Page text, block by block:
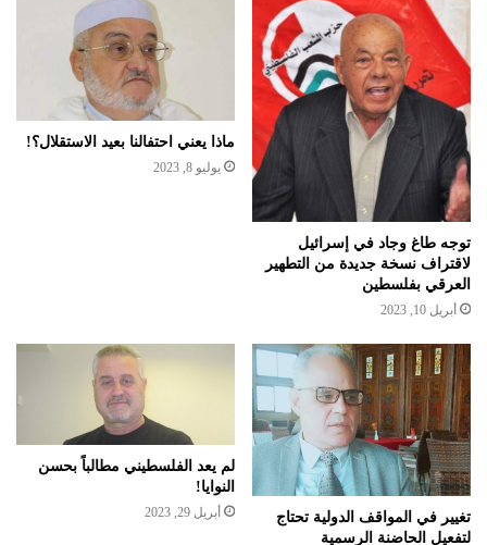
توجه طاغ وجاد في إسرائيل
لاقتراف نسخة جديدة من التطهير
العرقي بفلسطين
أبريل 10, 2023
ماذا يعني احتفالنا بعيد الاستقلال؟!
يوليو 8, 2023
تغيير في المواقف الدولية تحتاج
لتفعيل الحاضنة الرسمية
لم يعد الفلسطيني مطالباً بحسن
النوايا!
أبريل 29, 2023